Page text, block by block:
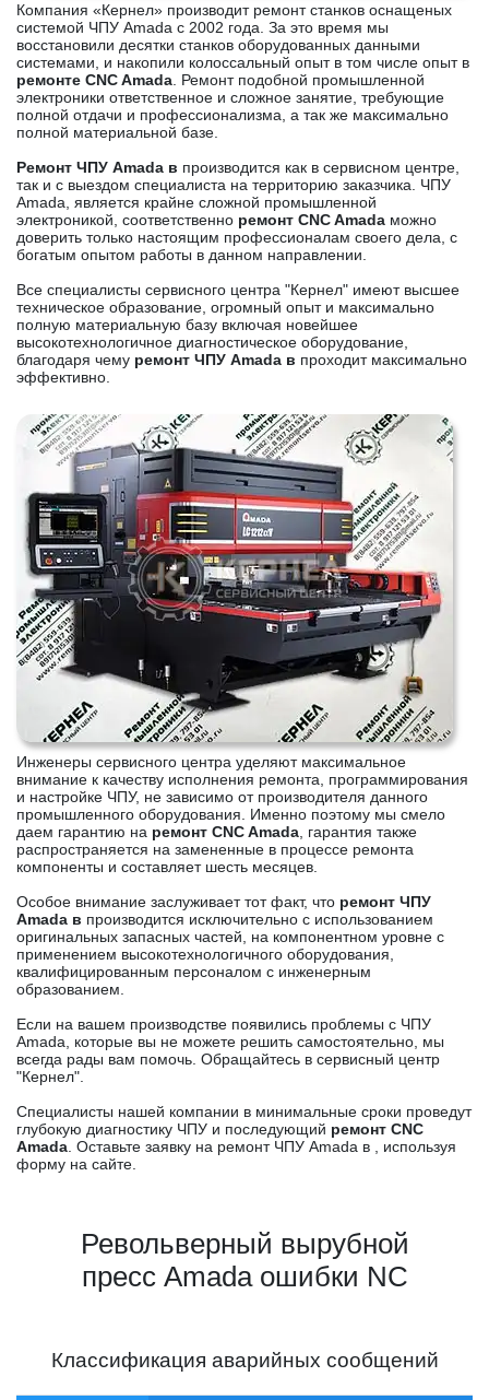
Компания «Кернел» производит ремонт станков оснащеных
системой ЧПУ Amada с 2002 года. За это время мы
восстановили десятки станков оборудованных данными
системами, и накопили колоссальный опыт в том числе опыт в
ремонте CNC Amada . Ремонт подобной промышленной
электроники ответственное и сложное занятие, требующие
полной отдачи и профессионализма, а так же максимально
полной материальной базе.
Ремонт ЧПУ Amada в производится как в сервисном центре,
так и с выездом специалиста на территорию заказчика. ЧПУ
Amada, является крайне сложной промышленной
электроникой, соответственно ремонт CNC Amada можно
доверить только настоящим профессионалам своего дела, с
богатым опытом работы в данном направлении.
Все специалисты сервисного центра "Кернел" имеют высшее
техническое образование, огромный опыт и максимально
полную материальную базу включая новейшее
высокотехнологичное диагностическое оборудование,
благодаря чему ремонт ЧПУ Amada в проходит максимально
эффективно.
Инженеры сервисного центра уделяют максимальное
внимание к качеству исполнения ремонта, программирования
и настройке ЧПУ, не зависимо от производителя данного
промышленного оборудования. Именно поэтому мы смело
даем гарантию на ремонт CNC Amada , гарантия также
распространяется на замененные в процессе ремонта
компоненты и составляет шесть месяцев.
Особое внимание заслуживает тот факт, что ремонт ЧПУ
Amada в производится исключительно с использованием
оригинальных запасных частей, на компонентном уровне с
применением высокотехнологичного оборудования,
квалифицированным персоналом с инженерным
образованием.
Если на вашем производстве появились проблемы с ЧПУ
Amada, которые вы не можете решить самостоятельно, мы
всегда рады вам помочь. Обращайтесь в сервисный центр
"Кернел".
Специалисты нашей компании в минимальные сроки проведут
глубокую диагностику ЧПУ и последующий ремонт CNC
Amada . Оставьте заявку на ремонт ЧПУ Amada в , используя
форму на сайте.
Револьверный вырубной
пресс Amada ошибки NC
Классификация аварийных сообщений